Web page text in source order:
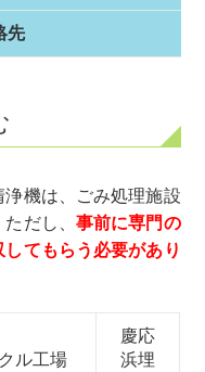
先
機は、ごみ処理施設
だし、 事前に専門の
てもらう必要があり
ル工場
慶応
浜埋